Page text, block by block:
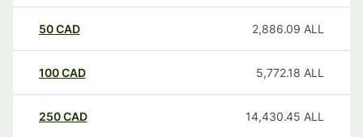
50CAD 2,886.09 ALL
100CAD 5,772.18 ALL
250CAD 14,430.45 ALL